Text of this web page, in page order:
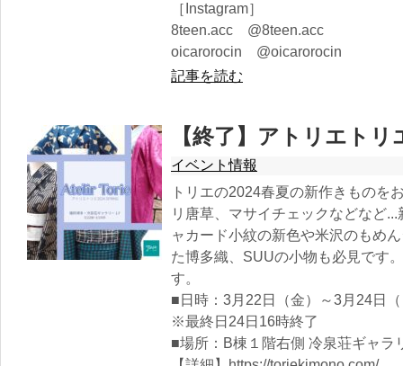
［Instagram］
8teen.acc @8teen.acc
oicarorocin @oicarorocin
記事を読む
【終了】アトリエト
イベント情報
トリエの2024春夏の新作きものを
リ唐草、マサイチェックなどなど
ャカード小紋の新色や米沢のもめ
た博多織、SUUの小物も必見です
す。
■日時：3月22日（金）～3月24日
※最終日24日16時終了
■場所：B棟１階右側 冷泉荘ギャラ